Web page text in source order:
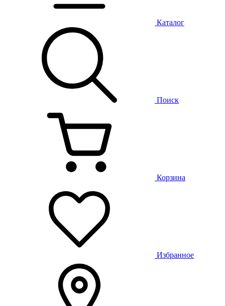
Каталог
Поиск
Корзина
Избранное